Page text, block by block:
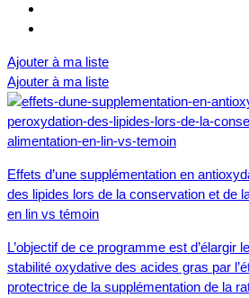
Ajouter à ma liste
Ajouter à ma liste
Effets d’une supplémentation en
des lipides lors de la conservation et de
en lin vs témoin
L’objectif de ce programme est d’élargir
stabilité oxydative des acides gras par
protectrice de la supplémentation de la